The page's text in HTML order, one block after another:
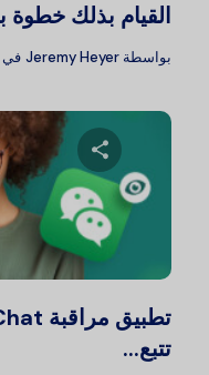
القيام بذلك خطوة
بواسطة Jeremy Heyer في
شارك هذا
تتبع...